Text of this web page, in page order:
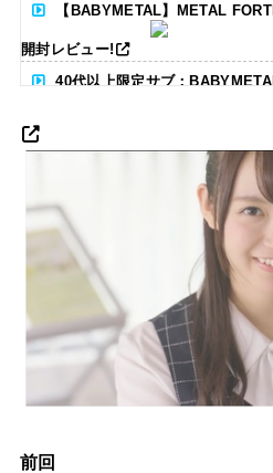
【BABYMETAL】METAL
開封レビュー!
40代以上限定サブ：
BABYMETAL「CANNONBALL
タワーレコード新宿店にて
Powered by livedoor 相互RSS
前回